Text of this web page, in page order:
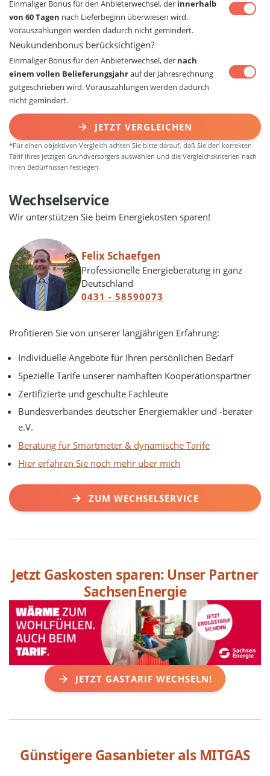
Einmaliger Bonus für den Anbieterwechsel, der innerhalb
von 60 Tagen nach Lieferbeginn überwiesen wird.
Vorauszahlungen werden dadurch nicht gemindert.
Neukundenbonus berücksichtigen?
Einmaliger Bonus für den Anbieterwechsel, der nach
einem vollen Belieferungsjahrauf der Jahresrechnung
gutgeschrieben wird. Vorauszahlungen werden dadurch
nicht gemindert.
JETZT VERGLEICHEN
*Für einen objektiven Vergleich achten Sie bitte darauf, daß Sie den korrekten
Tarif Ihres jetzigen Grundversorgers auswählen und die Vergleichskriterien nach
Ihren Bedürfnissen festlegen.
Wechselservice
Wir unterstützen Sie beim Energiekosten sparen!
Felix Schaefgen
Professionelle Energieberatung in ganz
Deutschland
0431 - 58590073
Profitieren Sie von unserer langjährigen Erfahrung:
Individuelle Angebote für Ihren persönlichen Bedarf
Spezielle Tarife unserer namhaften Kooperationspartner
Zertifizierte und geschulte Fachleute
Bundesverbandes deutscher Energiemakler und -berater
e.V.
Beratung für Smartmeter & dynamische Tarife
Hier erfahren Sie noch mehr über mich
ZUM WECHSELSERVICE
Jetzt Gaskosten sparen: Unser Partner
SachsenEnergie
JETZT GASTARIF WECHSELN!
Günstigere Gasanbieter als MITGAS